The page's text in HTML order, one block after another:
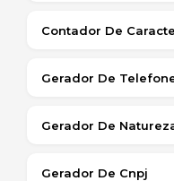
Contador De
Gerador De
Gerador De
Gerador De Cnpj